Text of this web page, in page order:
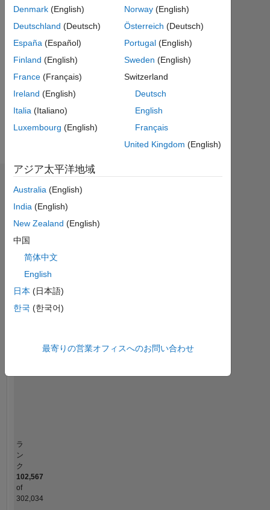
Following:
Follow
ッ
ー
ジ
ダッシュボード
統
計
コントリビューション
-2
-1
1
5
ラ
ン
ク
102,567
of
302,034
Denmark (English)
Deutschland (Deutsch)
España (Español)
Finland (English)
France (Français)
Ireland (English)
Italia (Italiano)
Luxembourg (English)
Norway (English)
Österreich (Deutsch)
Portugal (English)
Sweden (English)
Switzerland
Deutsch
English
Français
United Kingdom (English)
アジア太平洋地域
Australia (English)
India (English)
New Zealand (English)
中国
简体中文
English
日本 (日本語)
한국 (한국어)
最寄りの営業オフィスへのお問い合わせ